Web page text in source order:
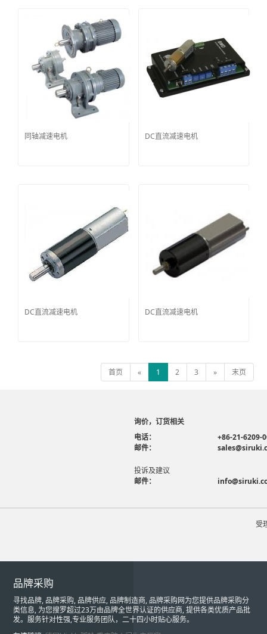
同轴减速电机 DC直流减速电机
DC直流减速电机 DC直流减速电机
首页 « 1 2 3 » 末页
询价，订货相关
电话：
+86-21-6209-
邮件：
投诉及建议
邮件：
受
品牌采购
寻找品牌, 品牌采购, 品牌供应, 品牌制造商, 品牌采购网为您提供品牌采购分
类信息, 为您搜罗超过23万由品牌全世界认证的供应商, 提供各类优质产品批
发。服务针对性强,专业服务团队，二十四小时贴心服务。